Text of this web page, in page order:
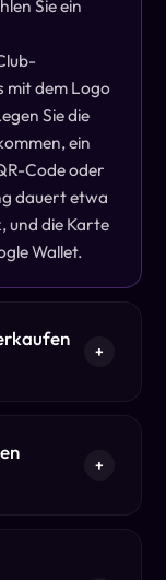
Sie ein
mit dem Logo
Sie die
ein
Code oder
dauert etwa
und die Karte
Wallet.
+
+